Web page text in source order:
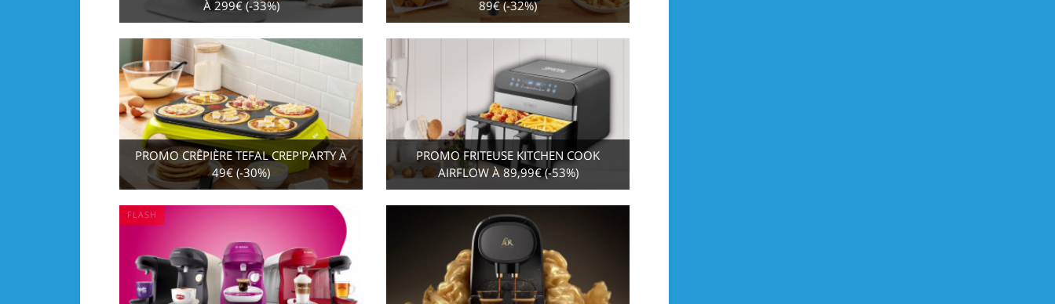
À 299€ (-33%)
89€ (-32%)
PROMO CRÊPIÈRE TEFAL CREP'PARTY À
49€ (-30%)
PROMO FRITEUSE KITCHEN COOK
AIRFLOW À 89,99€ (-53%)
FLASH